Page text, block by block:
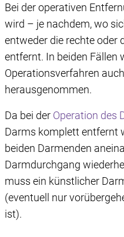
Bei der operativen
wird – je nachdem, wo
entweder die rechte oder
entfernt. In beiden Fällen
Operationsverfahren
herausgenommen.
Da bei der Operation des
Darms komplett entfernt
beiden Darmenden
Darmdurchgang
muss ein künstlicher
(eventuell nur
ist).